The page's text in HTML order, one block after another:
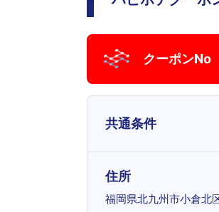
クーポンNo
共通条件
住所
福岡県北九州市小倉北